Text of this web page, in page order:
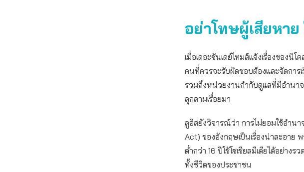
อย่าโทษผู้เสียหา
เมื่อเดอะซันเดย์ไทมส์แจ้งเรื่องของนิ
คนที่ควรจะรับผิดชอบต้องและจัดการ
รวมถึงหน่วยงานกำกับดูแลที่มีอำนา
ลุกลามเรื่อยมา
ลูอิสยังวิจารณ์ว่า การไม่ยอมใช้อำน
Act) ของอังกฤษเป็นเรื่องน่าละอาย
ต่ำกว่า 16 ปีใช้โซเชียลมีเดียได้อย่าง
ทั้งชีวิตของประชาชน